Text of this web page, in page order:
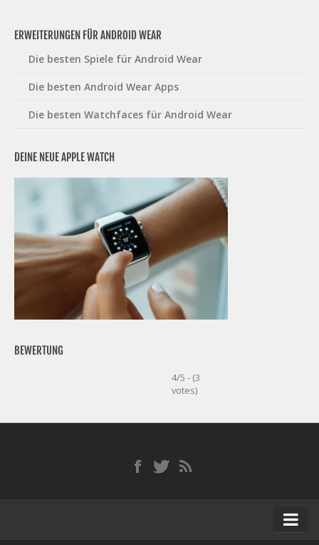
ERWEITERUNGEN FÜR ANDROID WEAR
Die besten Spiele für Android Wear
Die besten Android Wear Apps
Die besten Watchfaces für Android Wear
DEINE NEUE APPLE WATCH
BEWERTUNG
4/5 - (3
votes)